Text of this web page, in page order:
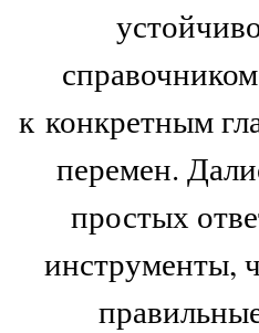
к конкретным
перемен.
простых
инструменты,